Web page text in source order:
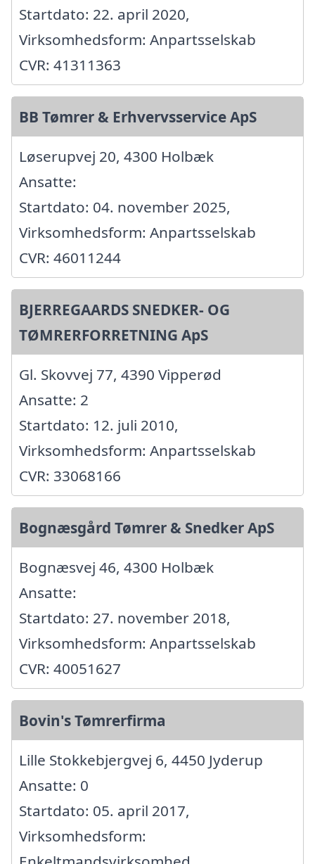
Startdato: 22. april 2020,
Virksomhedsform: Anpartsselskab
CVR: 41311363
BB Tømrer & Erhvervsservice ApS
Løserupvej 20, 4300 Holbæk
Ansatte:
Startdato: 04. november 2025,
Virksomhedsform: Anpartsselskab
CVR: 46011244
BJERREGAARDS SNEDKER- OG
TØMRERFORRETNING ApS
Gl. Skovvej 77, 4390 Vipperød
Ansatte: 2
Startdato: 12. juli 2010,
Virksomhedsform: Anpartsselskab
CVR: 33068166
Bognæsgård Tømrer & Snedker ApS
Bognæsvej 46, 4300 Holbæk
Ansatte:
Startdato: 27. november 2018,
Virksomhedsform: Anpartsselskab
CVR: 40051627
Bovin's Tømrerfirma
Lille Stokkebjergvej 6, 4450 Jyderup
Ansatte: 0
Startdato: 05. april 2017,
Virksomhedsform: